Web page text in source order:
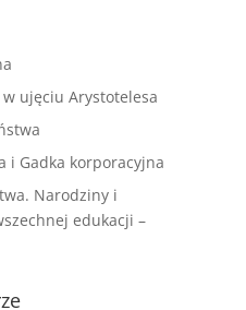
ujęciu Arystotelesa
i Gadka korporacyjna
Narodziny i
edukacji –